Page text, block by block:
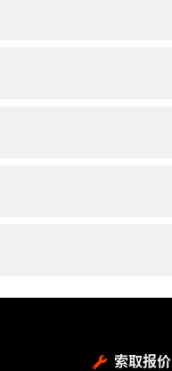
索取报价